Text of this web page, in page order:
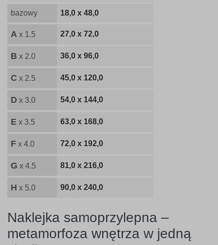
bazowy 18,0 x 48,0
A x 1.5 27,0 x 72,0
B x 2.0 36,0 x 96,0
C x 2.5 45,0 x 120,0
D x 3.0 54,0 x 144,0
E x 3.5 63,0 x 168,0
F x 4.0 72,0 x 192,0
G x 4.5 81,0 x 216,0
H x 5.0 90,0 x 240,0
Naklejka samoprzylepna –
metamorfoza wnętrza w jedną